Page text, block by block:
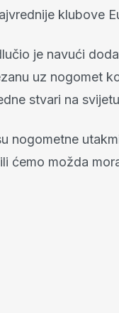
klubove
je navući
uz nogomet
stvari na
nogometne
ćemo možda